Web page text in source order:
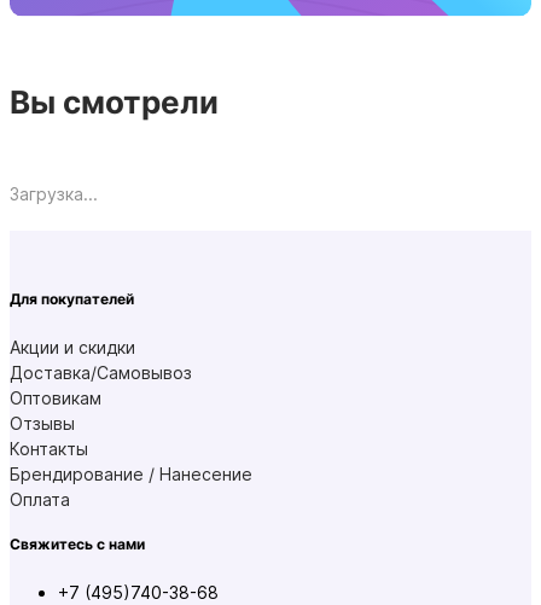
Вы смотрели
Загрузка...
Для покупателей
Акции и скидки
Доставка/Самовывоз
Оптовикам
Отзывы
Контакты
Брендирование / Нанесение
Оплата
Свяжитесь с нами
+7 (495)740-38-68